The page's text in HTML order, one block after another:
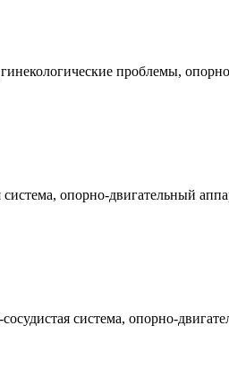
проблемы,
опорно-двигательный
система, опорно-